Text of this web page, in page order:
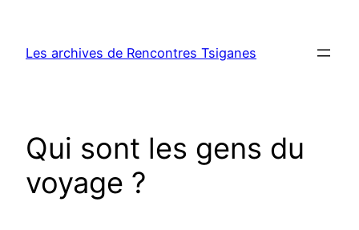
contenu
Les archives de Rencontres Tsiganes
Qui sont les gens du
voyage ?